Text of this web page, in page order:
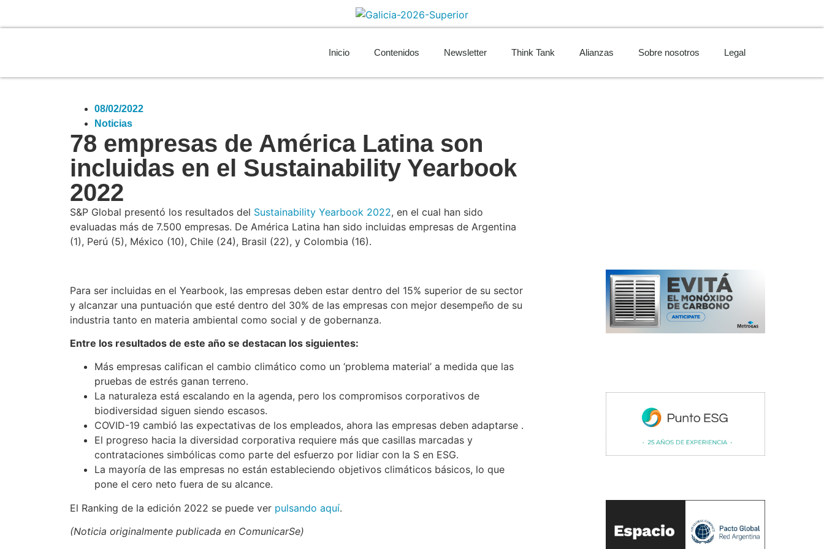
Inicio Contenidos Newsletter Think Tank Alianzas Sobre nosotros Legal
08/02/2022
Noticias
78 empresas de América Latina son
incluidas en el Sustainability Yearbook
2022
S&P Global presentó los resultados del Sustainability Yearbook 2022, en el cual han sido
evaluadas más de 7.500 empresas. De América Latina han sido incluidas empresas de Argentina
(1), Perú (5), México (10), Chile (24), Brasil (22), y Colombia (16).
Para ser incluidas en el Yearbook, las empresas deben estar dentro del 15% superior de su sector
y alcanzar una puntuación que esté dentro del 30% de las empresas con mejor desempeño de su
industria tanto en materia ambiental como social y de gobernanza.
Entre los resultados de este año se destacan los siguientes:
Más empresas califican el cambio climático como un ‘problema material’ a medida que las
pruebas de estrés ganan terreno.
La naturaleza está escalando en la agenda, pero los compromisos corporativos de
biodiversidad siguen siendo escasos.
COVID-19 cambió las expectativas de los empleados, ahora las empresas deben adaptarse .
El progreso hacia la diversidad corporativa requiere más que casillas marcadas y
contrataciones simbólicas como parte del esfuerzo por lidiar con la S en ESG.
La mayoría de las empresas no están estableciendo objetivos climáticos básicos, lo que
pone el cero neto fuera de su alcance.
El Ranking de la edición 2022 se puede ver pulsando aquí.
(Noticia originalmente publicada en ComunicarSe)